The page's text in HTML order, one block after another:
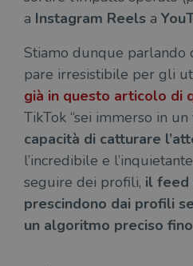
a Instagram Reels a
Stiamo dunque parlando
pare irresistibile per gli
già in questo articolo di
TikTok “sei immerso in
capacità di catturare
l’incredibile e
seguire dei profili, il feed
prescindono dai profili
un algoritmo preciso